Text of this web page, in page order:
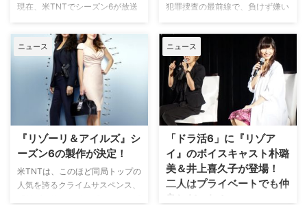
現在、米TNTでシーズン6が放送
ーリ＆アイルズ』。このたびシー
ズン7の製作が決定し、2016年の
夏に放送予定となることを英
Digital Spyが伝えた。 【関連記
事】もしもリゾーリとアイルズ、
吹き替える役が逆だったら？
「絶対無理！」朴路美＆井上喜久
子が『リゾーリ＆アイルズ』を語
りまくる…
犯罪捜査の最前線で、負けず嫌い
ーリと上流階級出身の検死官モー
ラ・アイルズが難事件に挑む本格
クライムサスペンス『リゾーリ＆
アイルズ』。待望のシーズン4の
DVDが、3月4日（水）リリース
される。 【関連記事】一番稼い
でいるのは誰!? ドラマ俳優の気
になる出演料、おいくらでしょ
う？ ＜後編＞ 破…
ニュース
『リゾーリ＆アイルズ』シ
ーズン6の製作が決定！
米TNTは、このほど同局トップの
人気を誇るクライムサスペンス、
ニュース
「ドラ活6」に『リゾア
イ』のボイスキャスト朴璐
美＆井上喜久子が登場！
二人はプライベートでも仲
良しだった！